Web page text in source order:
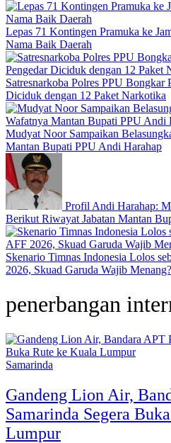
Lepas 71 Kontingen Pramuka ke
Nama Baik Daerah
Satresnarkoba Polres PPU Bongkar
Diciduk dengan 12 Paket Narkotika
Mudyat Noor Sampaikan
Mantan Bupati PPU Andi Harahap
Profil Andi Harahap:
Berikut Riwayat Jabatan Mantan
Skenario Timnas Indonesia Lolos
2026, Skuad Garuda Wajib Menang?
penerbangan
Samarinda
Gandeng Lion Air,
Samarinda Segera
Lumpur